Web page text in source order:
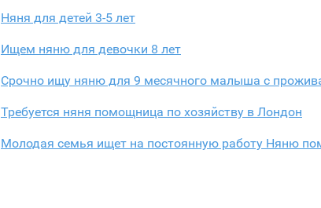
Няня для детей 3-5 лет
Ищем няню для девочки 8 лет
Срочно ищу няню для 9 месячного малыша с
Требуется няня помощница по хозяйству в Лондон
Молодая семья ищет на постоянную работу Няню